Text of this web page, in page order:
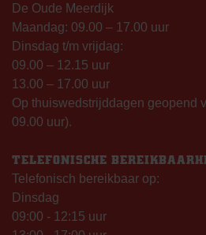
De Oude Meerdijk
Maandag: 09.00 – 17.00 uur
Dinsdag t/m vrijdag:
09.00 – 12.15 uur
13.00 – 17.00 uur
Op thuiswedstrijddagen geopend
09.00 uur).
TELEFONISCHE
Telefonisch bereikbaar op:
Dinsdag
09:00 - 12:15 uur